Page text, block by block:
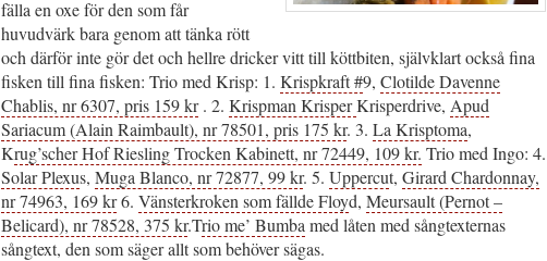
fälla en oxe för den som får
huvudvärk bara genom att tänka rött
och därför inte gör det och hellre dricker vitt till köttbiten, självklart också fina
fisken till fina fisken: Trio med Krisp: 1. Krispkraft #9, Clotilde Davenne
Chablis, nr 6307, pris 159 kr. 2. Krispman KrisperKrisperdrive, Apud
Sariacum (Alain Raimbault), nr 78501, pris 175 kr. 3. La Krisptoma,
Krug’scher Hof Riesling Trocken Kabinett, nr 72449, 109 kr. Trio med Ingo: 4.
Solar Plexus, Muga Blanco, nr 72877, 99 kr. 5. Uppercut, Girard Chardonnay,
nr 74963, 169 kr6. Vänsterkroken som fällde Floyd, Meursault (Pernot –
Belicard), nr 78528, 375 kr.Trio me’ Bumba med låten med sångtexternas
sångtext, den som säger allt som behöver sägas.